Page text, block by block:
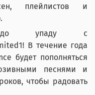
плейлистов и
до упаду с
В течение года
будет пополняться
песнями и
чтобы радовать